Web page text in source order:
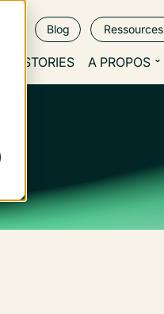
Blog Ressources
STORIES A PROPOS